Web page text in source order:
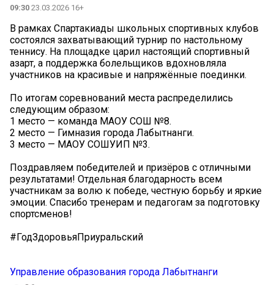
09:30 23.03.2026 16+
В рамках Спартакиады школьных спортивных клубов
состоялся захватывающий турнир по настольному
теннису. На площадке царил настоящий спортивный
азарт, а поддержка болельщиков вдохновляла
участников на красивые и напряжённые поединки.
По итогам соревнований места распределились
следующим образом:
1 место — команда МАОУ СОШ №8.
2 место — Гимназия города Лабытнанги.
3 место — МАОУ СОШУИП №3.
Поздравляем победителей и призёров с отличными
результатами! Отдельная благодарность всем
участникам за волю к победе, честную борьбу и яркие
эмоции. Спасибо тренерам и педагогам за подготовку
спортсменов!
#ГодЗдоровьяПриуральский
Управление образования города Лабытнанги